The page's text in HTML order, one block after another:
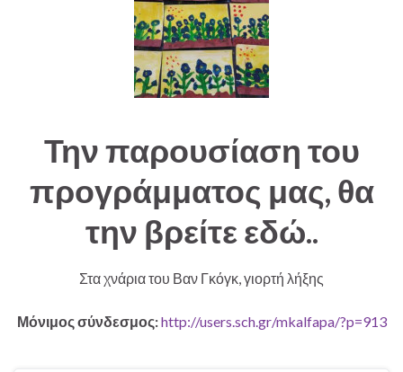
Την παρουσίαση του
προγράμματος μας, θα
την βρείτε εδώ..
Στα χνάρια του Βαν Γκόγκ, γιορτή λήξης
Μόνιμος σύνδεσμος:http://users.sch.gr/mkalfapa/?p=913